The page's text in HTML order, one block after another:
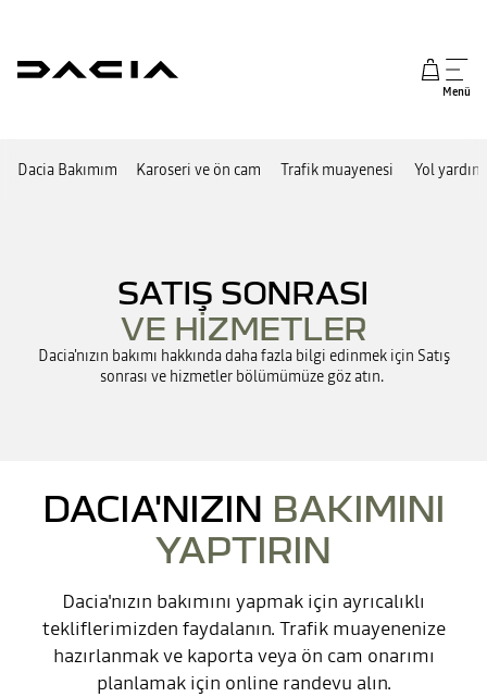
Menü
Dacia Bakımım Karoseri ve ön cam Trafik muayenesi Yol
SATIŞ SONRASI
VE HİZMETLER
Dacia'nızın bakımı hakkında daha fazla bilgi edinmek için Satış
sonrası ve hizmetler bölümümüze göz atın.
DACIA'NIZIN BAKIMINI
YAPTIRIN
Dacia'nızın bakımını yapmak için ayrıcalıklı
tekliflerimizden faydalanın. Trafik muayenenize
hazırlanmak ve kaporta veya ön cam onarımı
planlamak için online randevu alın.